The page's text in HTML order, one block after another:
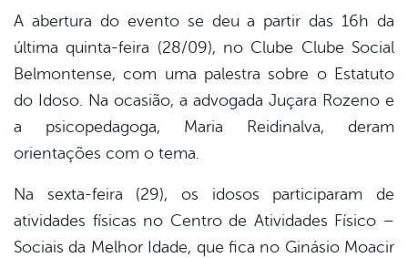
A abertura do evento se deu a partir das 16h da
última quinta-feira (28/09), no Clube Clube Social
Belmontense, com uma palestra sobre o Estatuto
do Idoso. Na ocasião, a advogada Juçara Rozeno e
a psicopedagoga, Maria Reidinalva, deram
orientações com o tema.
Na sexta-feira (29), os idosos participaram de
atividades físicas no Centro de Atividades Físico –
Sociais da Melhor Idade, que fica no Ginásio Moacir